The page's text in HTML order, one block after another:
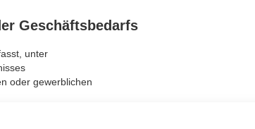
Geschäftsbedarfs
unter
oder gewerblichen
große